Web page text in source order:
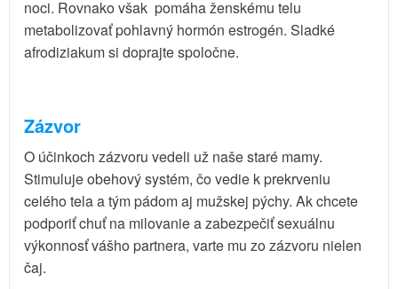
noci. Rovnako však pomáha ženskému telu
metabolizovať pohlavný hormón estrogén. Sladké
afrodiziakum si doprajte spoločne.
Zázvor
O účinkoch zázvoru vedeli už naše staré mamy.
Stimuluje obehový systém, čo vedie k prekrveniu
celého tela a tým pádom aj mužskej pýchy. Ak chcete
podporiť chuť na milovanie a zabezpečiť sexuálnu
výkonnosť vášho partnera, varte mu zo zázvoru nielen
čaj.